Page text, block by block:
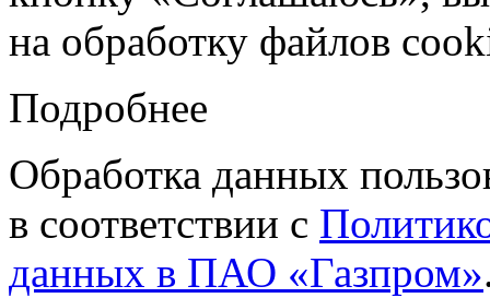
на обработку файлов
Подробнее
Обработка данных
в соответствии с
данных в ПАО «Газпром»